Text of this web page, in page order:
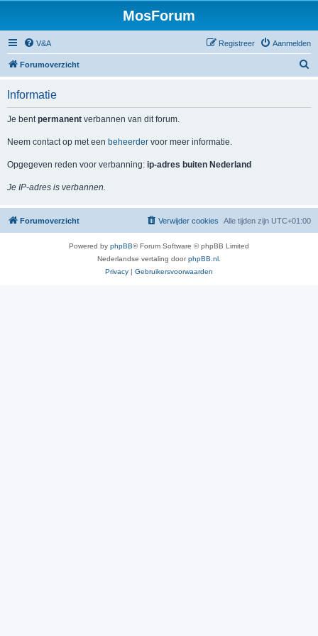
MosForum
V&A Aanmelden
Registreer
Forumoverzicht
Informatie
Je bentpermanent verbannen van dit forum.
Neem contact op met een beheerder voor meer informatie.
Opgegeven reden voor verbanning: ip-adres buiten Nederland
Je IP-adres is verbannen.
Forumoverzicht Alle tijden zijn UTC+01:00
Verwijder cookies
Powered by phpBB® Forum Software © phpBB Limited
Nederlandse vertaling doorphpBB.nl
Privacy | Gebruikersvoorwaarden